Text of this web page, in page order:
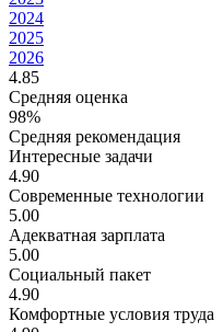
2024
2025
2026
4.85
Средняя оценка
98%
Средняя рекомендация
Интересные задачи
4.90
Современные технологии
5.00
Адекватная зарплата
5.00
Социальный пакет
4.90
Комфортные условия труда